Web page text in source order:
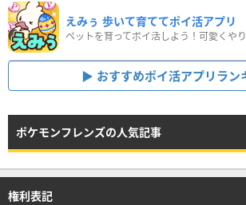
えみぅ 歩いて育ててポイ活アプリ
おすすめポイ活アプリラン
ポケモンフレンズの人気記事
権利表記